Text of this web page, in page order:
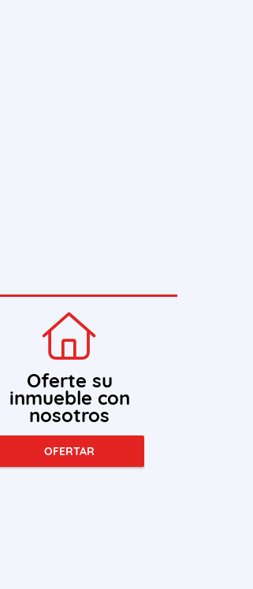
Oferte su
inmueble con
nosotros
OFERTAR